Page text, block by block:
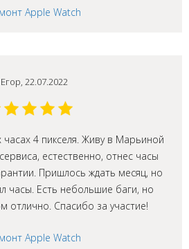
Apple Watch
Егор, 22.07.2022
4 пикселя. Живу в Марьиной
естественно, отнес часы
Пришлось ждать месяц, но
часы. Есть небольшие баги, но
отлично. Спасибо за участие!
Apple Watch